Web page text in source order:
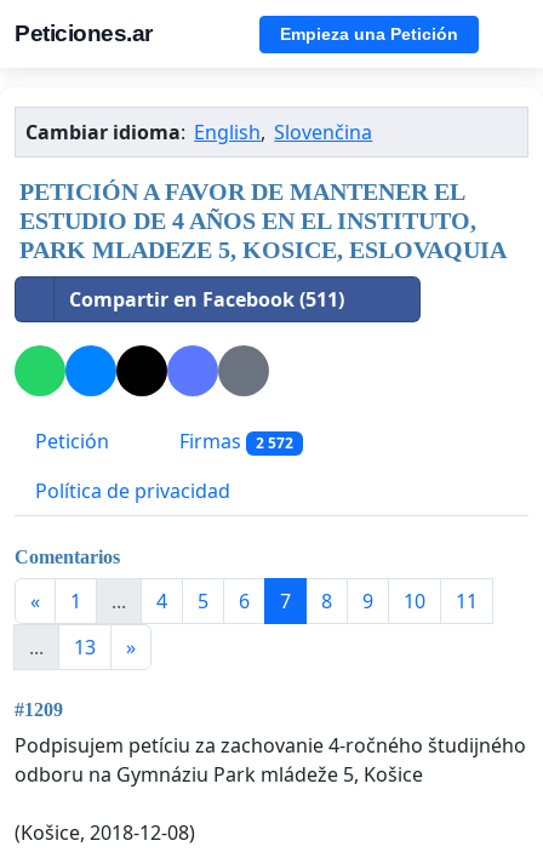
Peticiones.ar Empieza una Petición
Cambiar idioma: English, Slovenčina
PETICIÓN A FAVOR DE MANTENER EL
ESTUDIO DE 4 AÑOS EN EL INSTITUTO,
PARK MLADEZE 5, KOSICE, ESLOVAQUIA
Compartir en Facebook (511)
Petición Firmas 2 572
Política de privacidad
Comentarios
« 1 ... 4 5 6 7 8 9 10
11
...
13 »
#1209
Podpisujem petíciu za zachovanie 4-ročného študijného
odboru na Gymnáziu Park mládeže 5, Košice
(Košice, 2018-12-08)